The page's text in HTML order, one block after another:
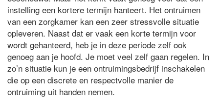
instelling een kortere termijn hanteert. Het ontruimen
van een zorgkamer kan een zeer stressvolle situatie
opleveren. Naast dat er vaak een korte termijn voor
wordt gehanteerd, heb je in deze periode zelf ook
genoeg aan je hoofd. Je moet veel zelf gaan regelen. In
zo’n situatie kun je een ontruimingsbedrijf inschakelen
die op een discrete en respectvolle manier de
ontruiming uit handen nemen.